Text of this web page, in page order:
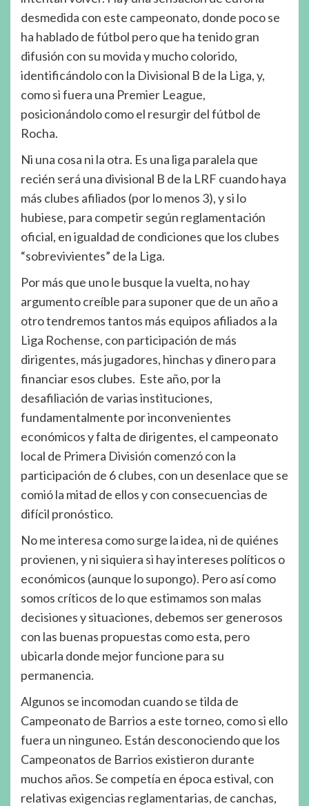
desmedida con este campeonato, donde poco se
ha hablado de fútbol pero que ha tenido gran
difusión con su movida y mucho colorido,
identificándolo con la Divisional B de la Liga, y,
como si fuera una Premier League,
posicionándolo como el resurgir del fútbol de
Rocha.
Ni una cosa ni la otra. Es una liga paralela que
recién será una divisional B de la LRF cuando haya
más clubes afiliados (por lo menos 3), y si lo
hubiese, para competir según reglamentación
oficial, en igualdad de condiciones que los clubes
“sobrevivientes” de la Liga.
Por más que uno le busque la vuelta, no hay
argumento creíble para suponer que de un año a
otro tendremos tantos más equipos afiliados a la
Liga Rochense, con participación de más
dirigentes, más jugadores, hinchas y dinero para
financiar esos clubes. Este año, por la
desafiliación de varias instituciones,
fundamentalmente por inconvenientes
económicos y falta de dirigentes, el campeonato
local de Primera División comenzó con la
participación de 6 clubes, con un desenlace que se
comió la mitad de ellos y con consecuencias de
difícil pronóstico.
No me interesa como surge la idea, ni de quiénes
provienen, y ni siquiera si hay intereses políticos o
económicos (aunque lo supongo). Pero así como
somos críticos de lo que estimamos son malas
decisiones y situaciones, debemos ser generosos
con las buenas propuestas como esta, pero
ubicarla donde mejor funcione para su
permanencia.
Algunos se incomodan cuando se tilda de
Campeonato de Barrios a este torneo, como si ello
fuera un ninguneo. Están desconociendo que los
Campeonatos de Barrios existieron durante
muchos años. Se competía en época estival, con
relativas exigencias reglamentarias, de canchas,